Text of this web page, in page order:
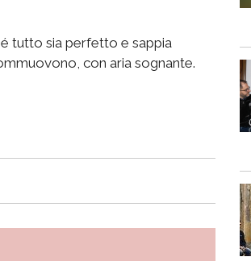
tutto sia perfetto e sappia
con aria sognante.